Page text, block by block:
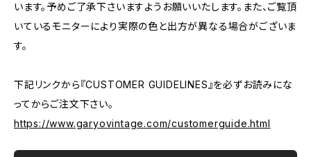
います。予めご了承下さいますようお願いいたします。また、ご覧頂
いているモニターにより実際の色と出方が異なる場合がございま
す。
下記リンクから『CUSTOMER GUIDELINES』を必ずお読みにな
ってからご注文下さい。
https://www.garyovintage.com/customerguide.html